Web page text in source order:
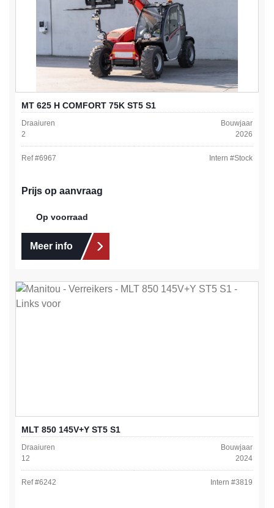
MT 625 H COMFORT 75K ST5 S1
Draaiuren
2
Bouwjaar
2026
Ref #6967 Intern #Stock
Prijs op aanvraag
Op voorraad
Meer info
MLT 850 145V+Y ST5 S1
Draaiuren
12
Bouwjaar
2024
Ref #6242 Intern #3819